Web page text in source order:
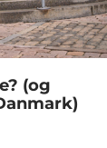
(og